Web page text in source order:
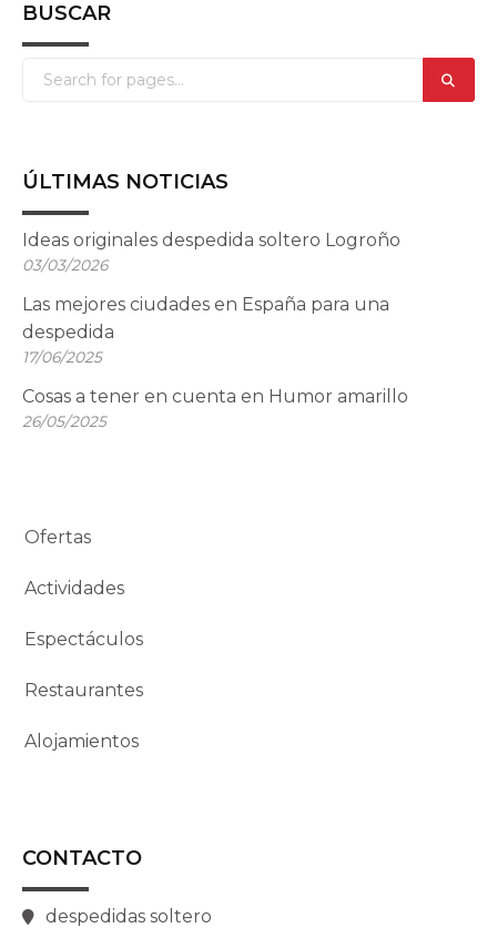
BUSCAR
ÚLTIMAS NOTICIAS
Ideas originales despedida soltero Logroño
03/03/2026
Las mejores ciudades en España para una
despedida
17/06/2025
Cosas a tener en cuenta en Humor amarillo
26/05/2025
Ofertas
Actividades
Espectáculos
Restaurantes
Alojamientos
CONTACTO
despedidas soltero